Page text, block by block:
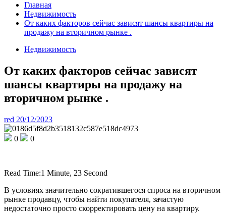
Главная
Недвижимость
От каких факторов сейчас зависят шансы квартиры на
продажу на вторичном рынке .
Недвижимость
От каких факторов сейчас зависят
шансы квартиры на продажу на
вторичном рынке .
red 20/12/2023
0 0
Read Time:1 Minute, 23 Second
В условиях значительно сократившегося спроса на вторичном
рынке продавцу, чтобы найти покупателя, зачастую
недостаточно просто скорректировать цену на квартиру.